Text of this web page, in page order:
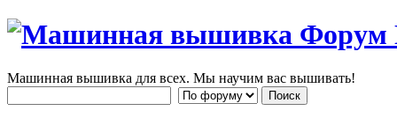
Машинная вышивка для всех. Мы научим вас вышивать!